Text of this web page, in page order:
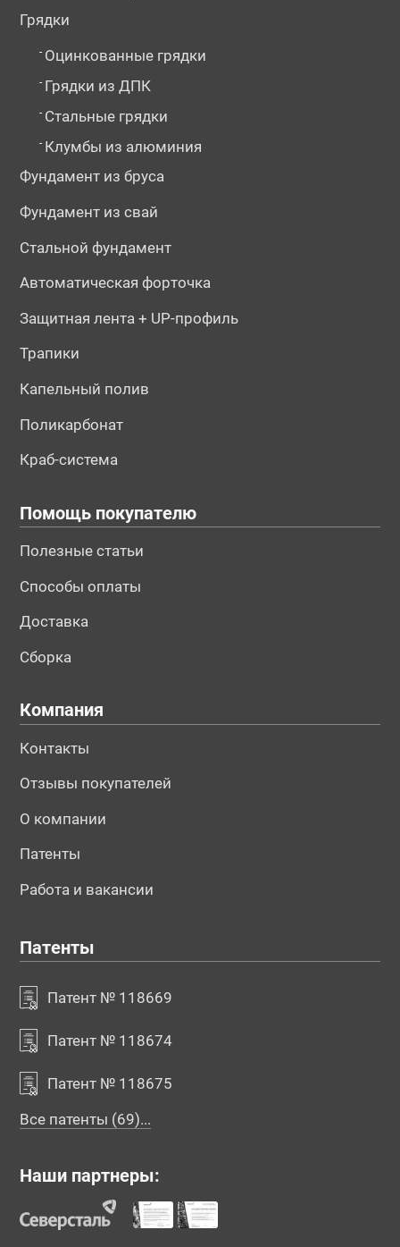
Грядки
- Оцинкованные грядки
- Грядки из ДПК
- Стальные грядки
- Клумбы из алюминия
Фундамент из бруса
Фундамент из свай
Стальной фундамент
Автоматическая форточка
Защитная лента + UP-профиль
Трапики
Капельный полив
Поликарбонат
Краб-система
Помощь покупателю
Полезные статьи
Способы оплаты
Доставка
Сборка
Компания
Контакты
Отзывы покупателей
О компании
Патенты
Работа и вакансии
Патенты
Патент № 118669
Патент № 118674
Патент № 118675
Все патенты (69)...
Наши партнеры: